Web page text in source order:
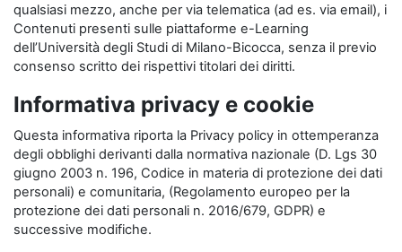
qualsiasi mezzo, anche per via telematica (ad es. via email), i
Contenuti presenti sulle piattaforme e-Learning
dell’Università degli Studi di Milano-Bicocca, senza il previo
consenso scritto dei rispettivi titolari dei diritti.
Informativa privacy e cookie
Questa informativa riporta la Privacy policy in ottemperanza
degli obblighi derivanti dalla normativa nazionale (D. Lgs 30
giugno 2003 n. 196, Codice in materia di protezione dei dati
personali) e comunitaria, (Regolamento europeo per la
protezione dei dati personali n. 2016/679, GDPR) e
successive modifiche.